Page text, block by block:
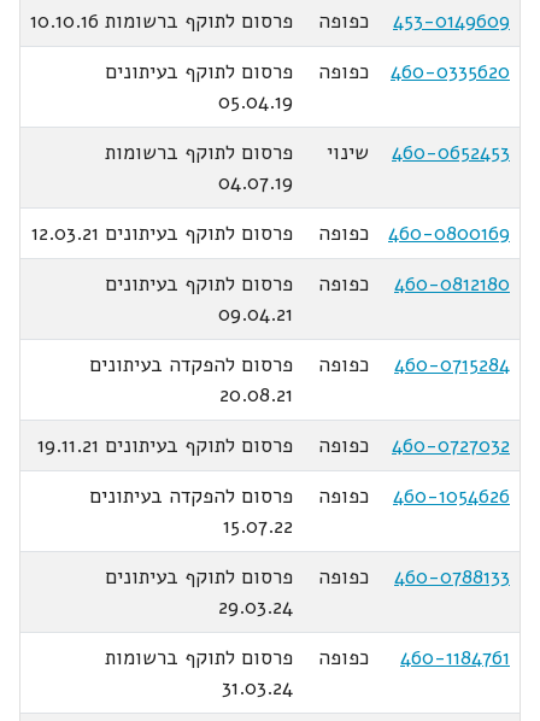
453-0149609
כפופה
פרסום לתוקף ברשומות 10.10.16
460-0335620
כפופה
פרסום לתוקף בעיתונים
05.04.19
460-0652453
שינוי
פרסום לתוקף ברשומות
04.07.19
460-0800169
כפופה
פרסום לתוקף בעיתונים 12.03.21
460-0812180
כפופה
פרסום לתוקף בעיתונים
09.04.21
460-0715284
כפופה
פרסום להפקדה בעיתונים
20.08.21
460-0727032
כפופה
פרסום לתוקף בעיתונים 19.11.21
460-1054626
כפופה
פרסום להפקדה בעיתונים
15.07.22
460-0788133
כפופה
פרסום לתוקף בעיתונים
29.03.24
460-1184761
כפופה
פרסום לתוקף ברשומות
31.03.24